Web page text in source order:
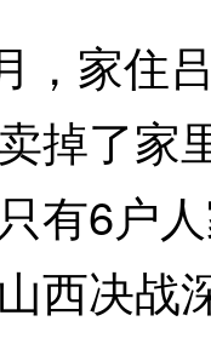
家住吕
掉了家
有6户
西决战